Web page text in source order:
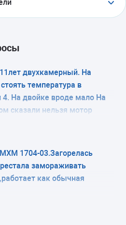
двухкамерный. На
температура в
4. На двойке вроде мало На
сказали нельзя мотор
1704-03.Загорелась
замораживать
как обычная